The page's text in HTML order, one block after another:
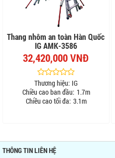
Thang nhôm an toàn Hàn Quốc
IG AMK-3586
32,420,000 VNĐ
Thương hiệu: IG
Chiều cao ban đầu: 1.7m
Chiều cao tối đa: 3.1m
THÔNG TIN LIÊN HỆ